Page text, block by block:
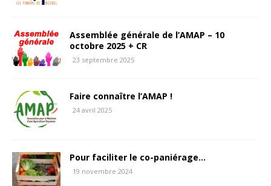
Assemblée générale de l’AMAP – 10
octobre 2025 + CR
23 septembre 2025
Faire connaître l’AMAP !
24 avril 2025
Pour faciliter le co-paniérage…
19 novembre 2024